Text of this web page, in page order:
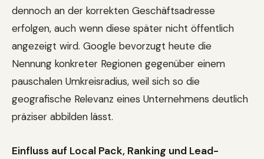
dennoch an der korrekten Geschäftsadresse
erfolgen, auch wenn diese später nicht öffentlich
angezeigt wird. Google bevorzugt heute die
Nennung konkreter Regionen gegenüber einem
pauschalen Umkreisradius, weil sich so die
geografische Relevanz eines Unternehmens deutlich
präziser abbilden lässt.
Einfluss auf Local Pack, Ranking und Lead-